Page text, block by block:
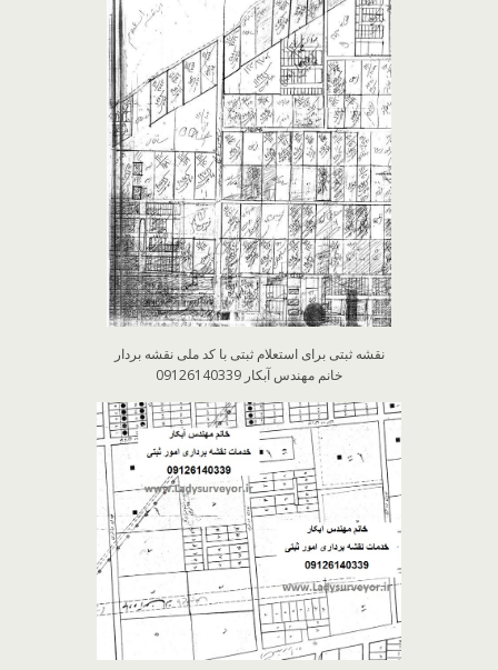
نقشه ثبتی برای استعلام ثبتی با کد ملی نقشه بردار
خانم مهندس آبکار 09126140339